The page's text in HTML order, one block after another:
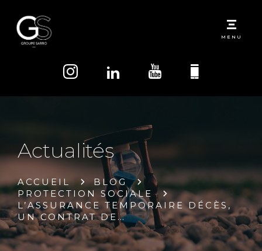
MENU
Actualités
ACCUEIL
BLOG
PROTECTION SOCIALE
L’ASSURANCE TEMPORAIRE DÉCÈS,
UN CONTRAT DE…